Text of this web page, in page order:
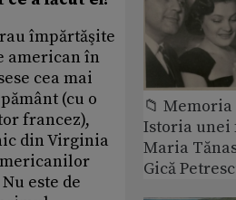
împărtăşite
american în
cea mai
(cu o
francez),
din Virginia
este de
📁
Istoria
Maria
Gică